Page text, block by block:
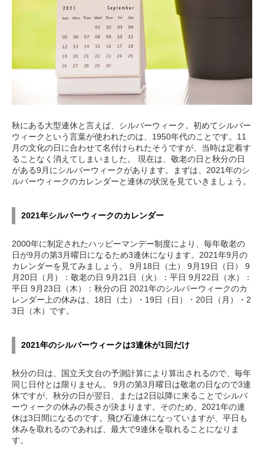
秋にある大型連休と言えば、シルバーウィーク。初めてシルバー
ウィークという言葉が使われたのは、1950年代のことです。11
月の文化の日に合わせて名付けられたそうですが、当時は定着す
ることなく消えてしまいました。 現在は、敬老の日と秋分の日
がある9月にシルバーウィークがあります。まずは、2021年のシ
ルバーウィークのカレンダーと連休の状況を見ていきましょう。
2021年シルバーウィークのカレンダー
2000年に制定されたハッピーマンデー制度により、毎年敬老の
日が9月の第3月曜日になるため3連休になります。2021年9月の
カレンダーを見てみましょう。 9月18日（土） 9月19日（日） 9
月20日（月）：敬老の日 9月21日（火）：平日 9月22日（水）：
平日 9月23日（木）：秋分の日 2021年のシルバーウィークのカ
レンダー上の休みは、18日（土）・19日（日）・20日（月）・2
3日（木）です。
2021年のシルバーウィークは3連休が1回だけ
秋分の日は、国立天文台の予測計算により算出されるので、毎年
同じ日付とは限りません。 9月の第3月曜日は敬老の日なので3連
休ですが、秋分の日が翌日、または2日以降に来ることでシルバ
ーウィークの休みの長さが決まります。そのため、2021年の連
休は3日間になるのです。飛び石連休になっていますが、平日も
休みを取れるのであれば、最大で9連休を取れることになりま
す。